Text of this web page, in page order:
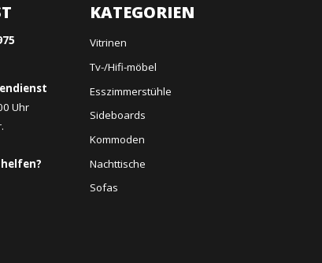
Uhr
KATEGORIEN
Vitrinen
Tv-/Hifi-möbel
Esszimmerstühle
Sideboards
Kommoden
Nachttische
Sofas